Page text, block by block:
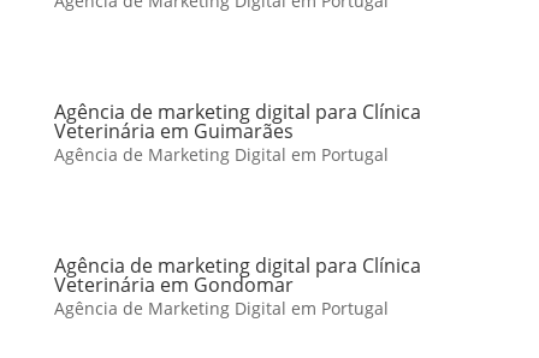
Agência de marketing digital para Clínica
Veterinária em Guimarães
Agência de Marketing Digital em Portugal
Agência de marketing digital para Clínica
Veterinária em Gondomar
Agência de Marketing Digital em Portugal